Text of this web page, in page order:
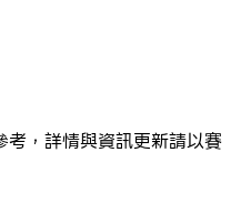
，詳情與資訊更新請以賽